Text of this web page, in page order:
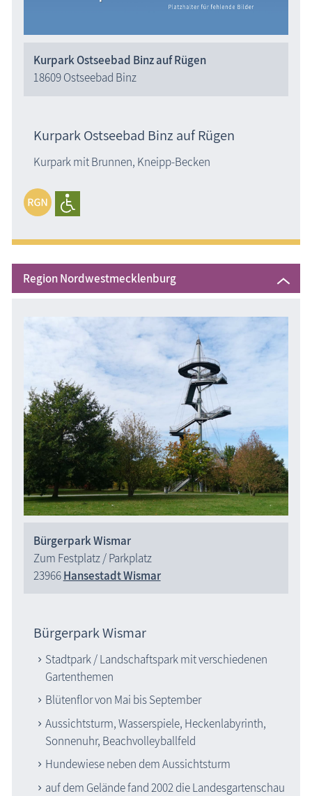
Kurpark Ostseebad Binz auf Rügen
18609 Ostseebad Binz
Kurpark Ostseebad Binz auf Rügen
Kurpark mit Brunnen, Kneipp-Becken
Region Nordwestmecklenburg
Bürgerpark Wismar
Zum Festplatz / Parkplatz
23966Hansestadt Wismar
Bürgerpark Wismar
Stadtpark / Landschaftspark mit verschiedenen
Gartenthemen
Blütenflor von Mai bis September
Aussichtsturm, Wasserspiele, Heckenlabyrinth,
Sonnenuhr, Beachvolleyballfeld
Hundewiese neben dem Aussichtsturm
auf dem Gelände fand 2002 die Landesgartenschau